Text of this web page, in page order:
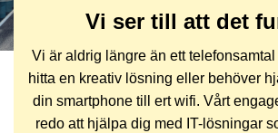
Vi ser till att det
Vi är aldrig längre än ett telefonsamtal
hitta en kreativ lösning eller behöver
din smartphone till ert wifi. Vårt
redo att hjälpa dig med IT-lösningar